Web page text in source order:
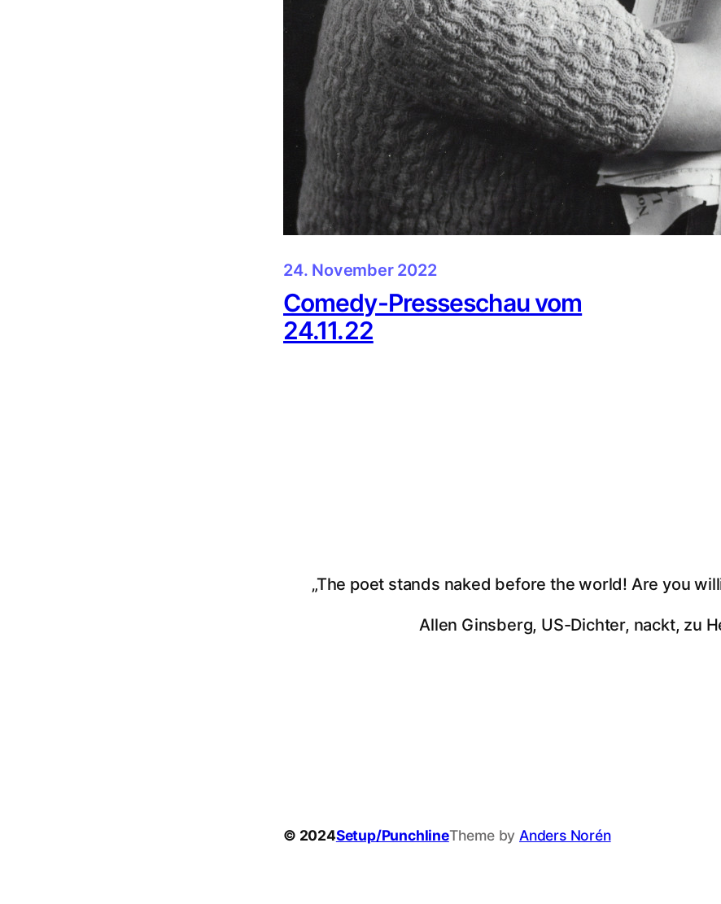
24. November 2022
Comedy-Presseschau vom
24.11.22
„The poet stands naked before the world! Are you
Allen Ginsberg, US-Dichter, nackt, zu
© 2024Setup/PunchlineTheme by Anders Norén